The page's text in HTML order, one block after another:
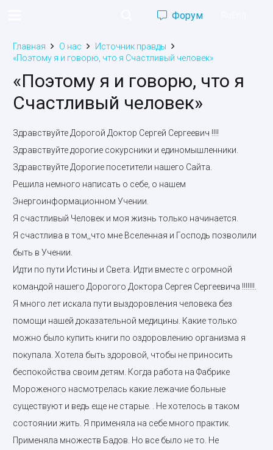
Форум
Главная О нас
Источник правды
«Поэтому я и говорю, что я Счастливый человек»
«Поэтому я и говорю, что я
Счастливый человек»
Здравствуйте Дорогой Доктор Сергей Сергеевич !!!!
Здравствуйте дорогие сокурсники и единомышленники.
Здравствуйте Дорогие посетители нашего Сайта.
Решила немного написать о себе, о нашем
Энергоинформационном Учении.
Я счастливый Человек и моя жизнь только начинается.
Я счастлива в том,,что мне Вселенная и Господь позволили
быть в Учении.
Идти по пути Истины и Света. Идти вместе с огромной
командой нашего Дорогого Доктора Сергея Сергеевича !!!!!!!.
Я много лет искала пути выздоровления человека без
помощи нашей доказательной медицины. Какие только
можно было купить книги по оздоровлению организма я
покупала. Хотела быть здоровой, чтобы не приносить
беспокойства своим детям. Когда работа на Фабрике
Мороженого насмотрелась какие лежачие больные
существуют и ведь еще не старые. . Не хотелось в таком
состоянии жить. Я применяла на себе много практик.
Применяла множеств Бадов. Но все было не то. Не